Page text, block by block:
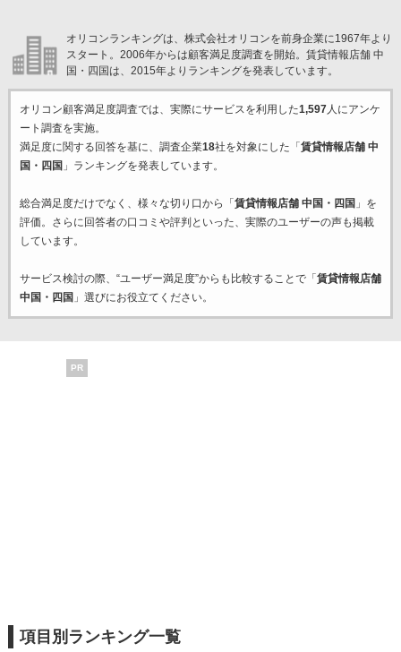
オリコンランキングは、株式会社オリコンを前身企業に1967年より
スタート。2006年からは顧客満足度調査を開始。賃貸情報店舗 中
国・四国は、2015年よりランキングを発表しています。
オリコン顧客満足度調査では、実際にサービスを利用した1,597人にアンケ
ート調査を実施。
満足度に関する回答を基に、調査企業18社を対象にした「 賃貸情報店舗 中
国・四国 」ランキングを発表しています。
総合満足度だけでなく、様々な切り口から「 賃貸情報店舗 中国・四国 」を
評価。さらに回答者の口コミや評判といった、実際のユーザーの声も掲載
しています。
サービス検討の際、“ユーザー満足度”からも比較することで「 賃貸情報店舗
中国・四国 」選びにお役立てください。
PR
項目別ランキング一覧